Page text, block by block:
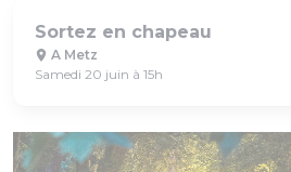
Sortez en chapeau
A Metz
Samedi 20 juin à 15h